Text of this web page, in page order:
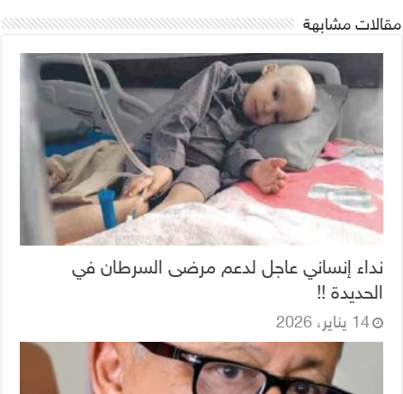
مقالات مشابهة
نداء إنساني عاجل لدعم مرضى السرطان في
الحديدة !!
14 يناير، 2026